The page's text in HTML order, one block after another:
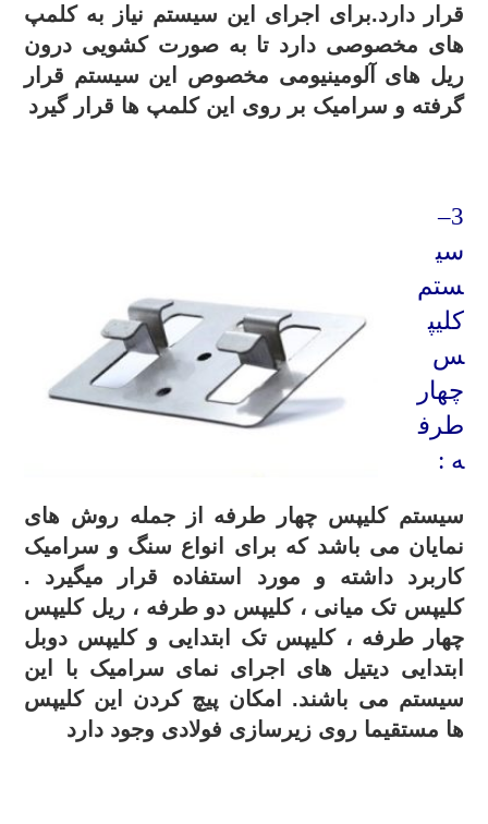
قرار دارد.برای اجرای این سیستم نیاز به کلمپ
های مخصوصی دارد تا به صورت کشویی درون
ریل های آلومینیومی مخصوص این سیستم قرار
گرفته و سرامیک بر روی این کلمپ ها قرار گیرد
3
–
سی
ستم
کلیپ
س
چهار
طرف
ه :
سیستم کلیپس چهار طرفه از جمله روش های
نمایان می باشد که برای انواع سنگ و سرامیک
کاربرد داشته و مورد استفاده قرار میگیرد .
کلیپس تک میانی ، کلیپس دو طرفه ، ریل کلیپس
چهار طرفه ، کلیپس تک ابتدایی و کلیپس دوبل
ابتدایی دیتیل های اجرای نمای سرامیک با این
سیستم می باشند. امکان پیچ کردن این کلیپس
ها مستقیما روی زیرسازی فولادی وجود دارد